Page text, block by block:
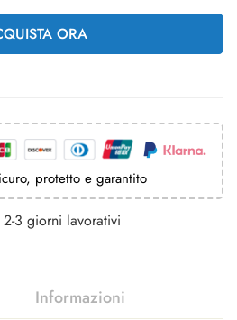
ORA
protetto e garantito
3 giorni lavorativi